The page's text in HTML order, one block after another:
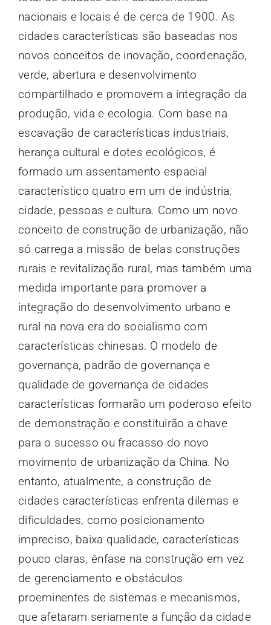
nacionais e locais é de cerca de 1900. As
cidades características são baseadas nos
novos conceitos de inovação, coordenação,
verde, abertura e desenvolvimento
compartilhado e promovem a integração da
produção, vida e ecologia. Com base na
escavação de características industriais,
herança cultural e dotes ecológicos, é
formado um assentamento espacial
característico quatro em um de indústria,
cidade, pessoas e cultura. Como um novo
conceito de construção de urbanização, não
só carrega a missão de belas construções
rurais e revitalização rural, mas também uma
medida importante para promover a
integração do desenvolvimento urbano e
rural na nova era do socialismo com
características chinesas. O modelo de
governança, padrão de governança e
qualidade de governança de cidades
características formarão um poderoso efeito
de demonstração e constituirão a chave
para o sucesso ou fracasso do novo
movimento de urbanização da China. No
entanto, atualmente, a construção de
cidades características enfrenta dilemas e
dificuldades, como posicionamento
impreciso, baixa qualidade, características
pouco claras, ênfase na construção em vez
de gerenciamento e obstáculos
proeminentes de sistemas e mecanismos,
que afetaram seriamente a função da cidade